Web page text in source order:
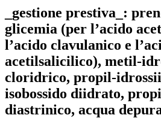
_gestione prestiva_:
glicemia (per l’acido
l’acido clavulanico e
acetilsalicilico), metil-
cloridrico, propil-
isobossido diidrato,
diastrinico, acqua